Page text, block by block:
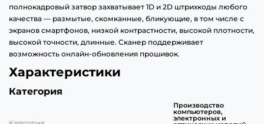
полнокадровый затвор захватывает 1D и 2D штрихкоды любого
качества — размытые, скомканные, бликующие, в том числе с
экранов смартфонов, низкой контрастности, высокой плотности,
высокой точности, длинные. Сканер поддерживает
возможность онлайн-обновления прошивок.
Характеристики
Категория
Производство
компьютеров,
электронных и